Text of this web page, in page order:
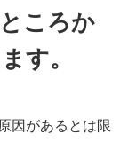
ころか
す。
因があるとは限